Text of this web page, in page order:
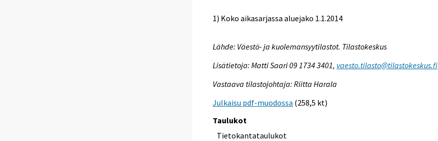
1) Koko aikasarjassa aluejako 1.1.2014
Lähde: Väestö- ja kuolemansyytilastot. Tilastokeskus
Lisätietoja: Matti Saari 09 1734 3401, vaesto.tilasto@tilastokeskus.fi
Vastaava tilastojohtaja: Riitta Harala
Julkaisu pdf-muodossa (258,5 kt)
Taulukot
Tietokantataulukot